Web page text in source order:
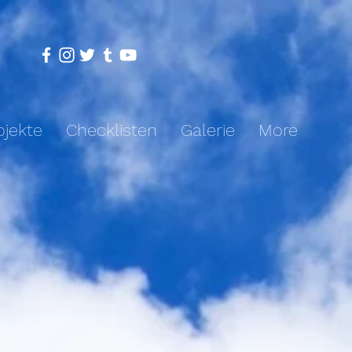
Checklisten Galerie More